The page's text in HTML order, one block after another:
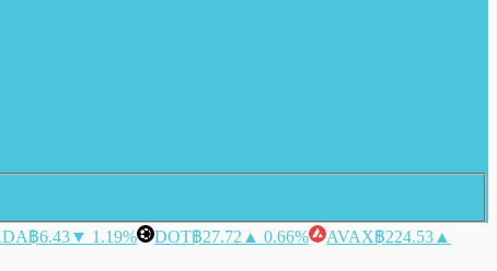
฿6.43▼ 1.19% DOT฿27.72 ▲ 0.66% AVAX฿224.53 ▲